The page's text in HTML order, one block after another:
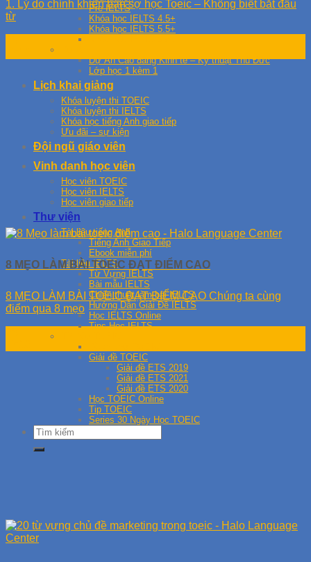
Pre IELTS
Khóa học IELTS 4.5+
Khóa học IELTS 5.5+
Dự Án Cao đẳng Kinh tế – Kỹ thuật Thủ Đức
Lớp học 1 kèm 1
Lịch khai giảng
Khóa luyện thi TOEIC
Khóa luyện thi IELTS
Khóa học tiếng Anh giao tiếp
Ưu đãi – sự kiện
Đội ngũ giáo viên
Vinh danh học viên
Học viên TOEIC
Học viên IELTS
Học viên giao tiếp
Thư viện
Tài liệu tiếng Anh
Tiếng Anh Giao Tiếp
Ebook miễn phí
Tài liệu IELTS
Từ Vựng IELTS
Bài mẫu IELTS
Chiến thuật làm bài IELTS
Hướng Dẫn Giải Đề IELTS
Học IELTS Online
Tips Học IELTS
Giải đề TOEIC
Giải đề ETS 2019
Giải đề ETS 2021
Giải đề ETS 2020
Học TOEIC Online
Tip TOEIC
Series 30 Ngày Học TOEIC
1. Lý do chính khiến bạn sợ học Toeic – Không biết bắt đầu
từ
8 MẸO LÀM BÀI TOEIC ĐẠT ĐIỂM CAO
8 MẸO LÀM BÀI TOEIC ĐẠT ĐIỂM CAO Chúng ta cùng
điểm qua 8 mẹo